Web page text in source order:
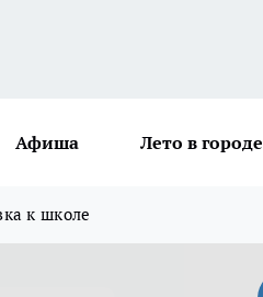
Афиша Лето в городе
к школе